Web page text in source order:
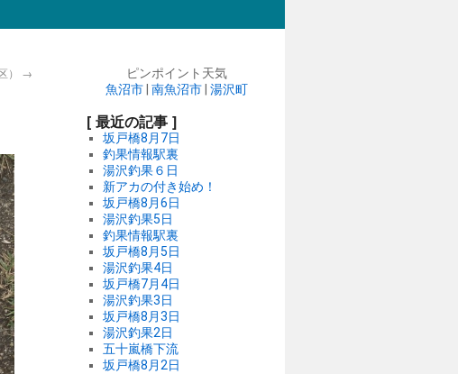
） →
ピンポイント天気
魚沼市 南魚沼市 湯沢町
[ 最近の記事 ]
坂戸橋8月7日
釣果情報駅裏
湯沢釣果６日
新アカの付き始め！
坂戸橋8月6日
湯沢釣果5日
釣果情報駅裏
坂戸橋8月5日
湯沢釣果4日
坂戸橋7月4日
湯沢釣果3日
坂戸橋8月3日
湯沢釣果2日
五十嵐橋下流
坂戸橋8月2日